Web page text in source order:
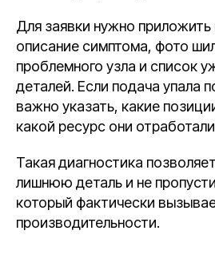
Для заявки нужно
описание симптома, фото
проблемного узла и список
деталей. Если подача упала
важно указать, какие
какой ресурс они
Такая диагностика
лишнюю деталь и не
который фактически
производительности.